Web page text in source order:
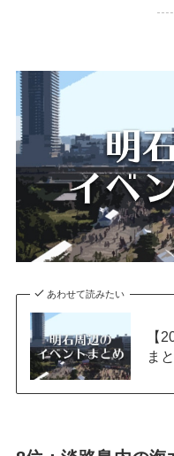
あわせて読みたい
【
ま